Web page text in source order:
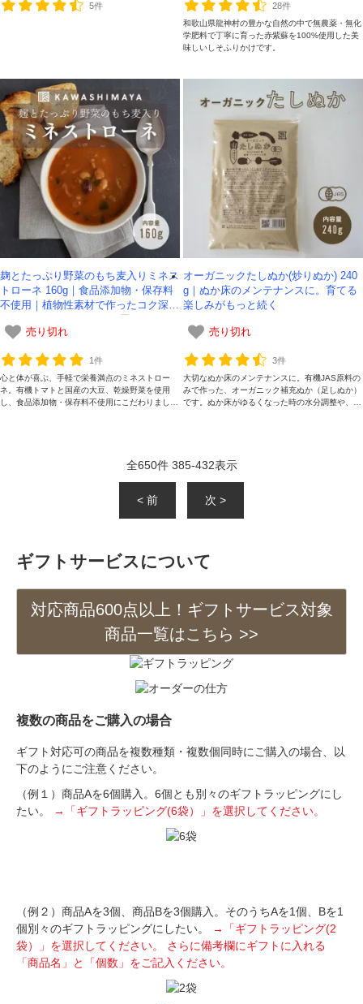
5件 28件
和歌山県龍神村の豊かな自然の中で無農薬・無化
学肥料で丁寧に育った赤紫蘇を100%使用した美
味しいしそふりかけです。
麹とたっぷり野菜のもち麦入りミネス
トローネ 160g｜食品添加物・保存料
不使用｜植物性素材で作ったコク深い
売り切れ
1件
心と体が喜ぶ、手軽で栄養満点のミネストロー
ネ。有機トマトと国産の大豆、乾燥野菜を使用
し、食品添加物・保存料不使用にこだわりまし
オーガニックたしぬか(炒りぬか) 240
g｜ぬか床のメンテナンスに。育てる
楽しみがもっと続く
売り切れ
3件
大切なぬか床のメンテナンスに。有機JAS原料の
みで作った、オーガニック補充ぬか（足しぬか）
です。ぬか床がゆるくなった時の水分調整や、風
全650件 385-432表示
< 前 次 >
ギフトサービスについて
対応商品600点以上！ギフトサービス対象
商品一覧はこちら >>
複数の商品をご購入の場合
ギフト対応可の商品を複数種類・複数個同時にご購入の場合、以
下のようにご注意ください。
（例１）商品Aを6個購入。6個とも別々のギフトラッピングにし
たい。
→「ギフトラッピング(6袋）」を選択してください。
（例２）商品Aを3個、商品Bを3個購入。そのうちAを1個、Bを1
個別々のギフトラッピングにしたい。
→「ギフトラッピング(2
袋）」を選択してください。
さらに備考欄にギフトに入れる
「商品名」と「個数」をご記入ください。